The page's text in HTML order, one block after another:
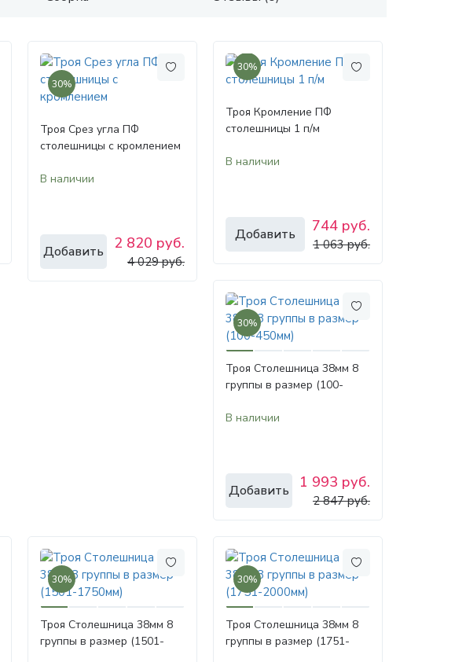
30%
Троя Срез угла ПФ
столешницы с кромлением
В наличии
Добавить 2 820 руб.
4 029 руб.
30%
Троя Кромление ПФ
столешницы 1 п/м
В наличии
Добавить 744 руб.
1 063 руб.
30%
Троя Столешница 38мм 8
группы в размер (100-
В наличии
Добавить 1 993 руб.
2 847 руб.
30%
Троя Столешница 38мм 8
группы в размер (1501-
30%
Троя Столешница 38мм 8
группы в размер (1751-